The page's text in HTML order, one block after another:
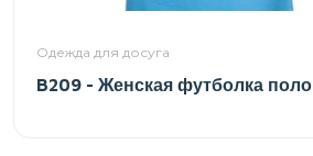
Одежда для досуга
B209 - Женская футболка поло